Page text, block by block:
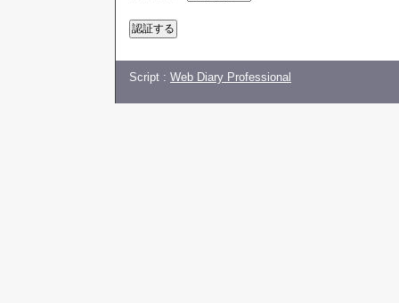
Script : Web Diary Professional